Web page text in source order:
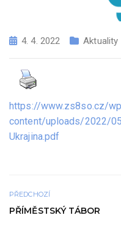
4. 4. 2022 Aktuality
https://www.zs8so.cz/
content/uploads/2022/
Ukrajina.pdf
PŘEDCHOZÍ
PŘÍMĚSTSKÝ TÁBOR